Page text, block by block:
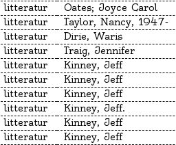
litteratur Oates; Joyce Carol
litteratur Taylor, Nancy, 1947-
litteratur Dirie, Waris
litteratur Traig, Jennifer
litteratur Kinney, Jeff
litteratur Kinney, Jeff
litteratur Kinney, Jeff
litteratur Kinney, Jeff.
litteratur Kinney, Jeff
litteratur Kinney, Jeff